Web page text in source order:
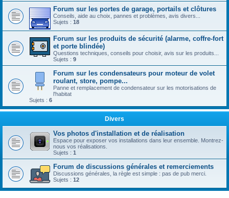
Forum sur les portes de garage, portails et clôtures
Conseils, aide au choix, pannes et problèmes, avis divers...
Sujets : 18
Forum sur les produits de sécurité (alarme, coffre-fort
et porte blindée)
Questions techniques, conseils pour choisir, avis sur les produits...
Sujets : 9
Forum sur les condensateurs pour moteur de volet
roulant, store, pompe...
Panne et remplacement de condensateur sur les motorisations de
l'habitat
Sujets : 6
Divers
Vos photos d'installation et de réalisation
Espace pour exposer vos installations dans leur ensemble. Montrez-
nous vos réalisations.
Sujets : 1
Forum de discussions générales et remerciements
Discussions générales, la règle est simple : pas de pub merci.
Sujets : 12